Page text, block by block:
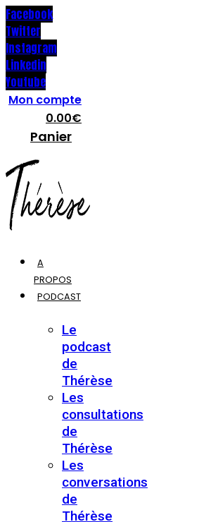
Facebook
Twitter
Instagram
Linkedin
Youtube
Mon compte
0.00€
Panier
A
PROPOS
PODCAST
Le
podcast
de
Thérèse
Les
consultations
de
Thérèse
Les
conversations
de
Thérèse